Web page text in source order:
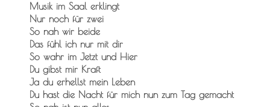
Musik im Saal erklingt
Nur noch für zwei
So nah wir beide
Das fühl ich nur mit dir
So wahr im Jetzt und Hier
Du gibst mir Kraft
Ja du erhellst mein Leben
Du hast die Nacht für mich nun zum Tag gemacht